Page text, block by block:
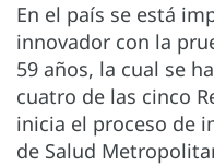
En el país se está
innovador con la
59 años, la cual se
cuatro de las cinco
inicia el proceso de
de Salud